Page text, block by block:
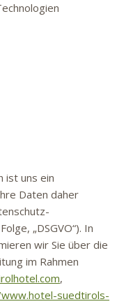
ist uns ein
Daten daher
„DSGVO“). In
wir Sie über die
im Rahmen
,
suedtirols-